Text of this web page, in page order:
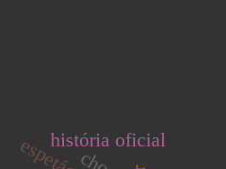
história oficial